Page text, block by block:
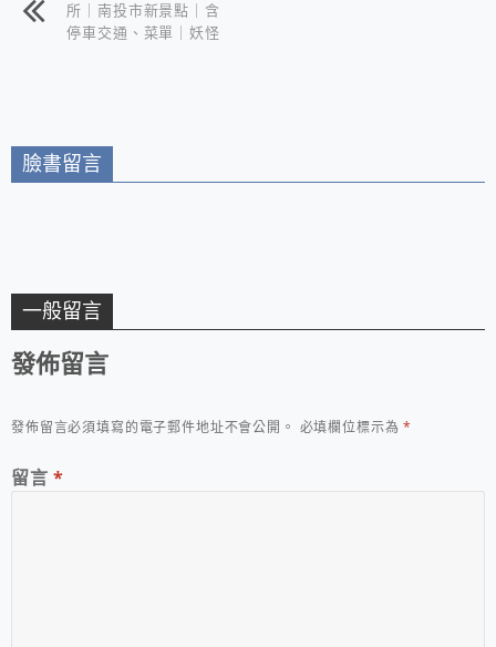
所｜南投市新景點｜含
停車交通、菜單｜妖怪
臉書留言
一般留言
發佈留言
發佈留言必須填寫的電子郵件地址不會公開。 必填欄位標示為*
留言 *